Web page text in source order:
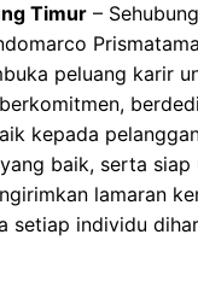
Timur –
peluang karir
kepada
baik, serta
lamaran
setiap individu